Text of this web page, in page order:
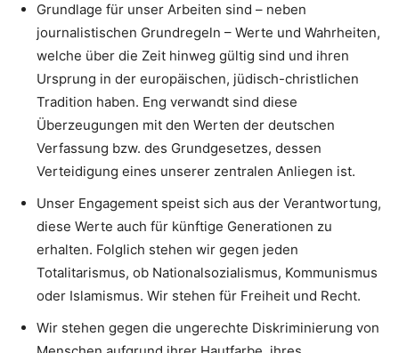
Grundlage für unser Arbeiten sind – neben
journalistischen Grundregeln – Werte und Wahrheiten,
welche über die Zeit hinweg gültig sind und ihren
Ursprung in der europäischen, jüdisch-christlichen
Tradition haben. Eng verwandt sind diese
Überzeugungen mit den Werten der deutschen
Verfassung bzw. des Grundgesetzes, dessen
Verteidigung eines unserer zentralen Anliegen ist.
Unser Engagement speist sich aus der Verantwortung,
diese Werte auch für künftige Generationen zu
erhalten. Folglich stehen wir gegen jeden
Totalitarismus, ob Nationalsozialismus, Kommunismus
oder Islamismus. Wir stehen für Freiheit und Recht.
Wir stehen gegen die ungerechte Diskriminierung von